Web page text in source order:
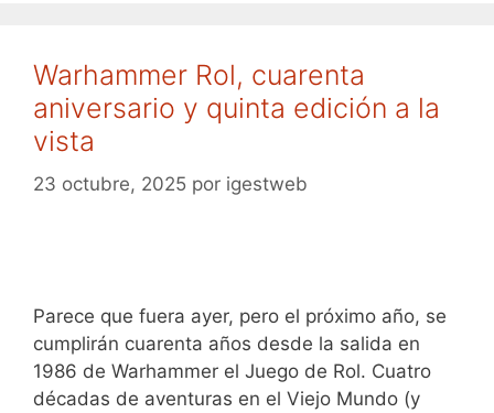
Warhammer Rol, cuarenta
aniversario y quinta edición a la
vista
23 octubre, 2025 por igestweb
Parece que fuera ayer, pero el próximo año, se
cumplirán cuarenta años desde la salida en
1986 de Warhammer el Juego de Rol. Cuatro
décadas de aventuras en el Viejo Mundo (y